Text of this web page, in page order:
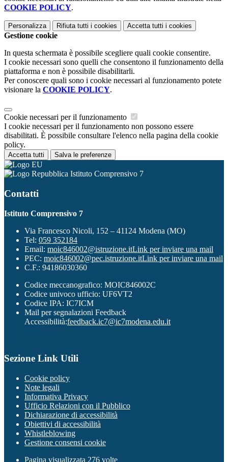
COOKIE POLICY.
Personalizza Rifiuta tutti i cookies Accetta tutti i cookies
Gestione cookie
In questa schermata è possibile scegliere quali cookie consentire.
I cookie necessari sono quelli che consentono il funzionamento della
piattaforma e non è possibile disabilitarli.
Per conoscere quali sono i cookie necessari al funzionamento potete
visionare la COOKIE POLICY.
Cookie necessari per il funzionamento
I cookie necessari per il funzionamento non possono essere
disabilitati. È possibile consultare l'elenco nella pagina della cookie
policy.
Accetta tutti Salva le preferenze
Istituto Comprensivo 7
Contatti
Istituto Comprensivo 7
Via Francesco Nicoli, 152 – 41124 Modena (MO)
Tel: 059 352184
Email: moic846002@istruzione.itLink per inviare una mail
PEC: moic846002@pec.istruzione.itLink per inviare una mail
C.F.: 94186030360
Codice meccanografico: MOIC846002C
Codice univoco ufficio: UF6VT2
Codice IPA: IC7ICM
Mail per segnalazioni Feedback
Accessibilità:feedback.ic7@ic7modena.edu.it
Sezione Link Utili
Cookie policy
Note legali
Informativa Privacy
Ufficio Relazioni con il Pubblico
Dichiarazione di accessibilità
Obiettivi di accessibilità
Whistleblowing
Gestione consensi cookie
Pagina visualizzata 276 volte